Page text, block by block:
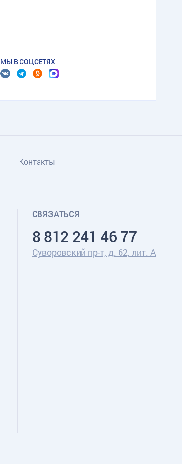
МЫ В СОЦСЕТЯХ
Контакты
СВЯЗАТЬСЯ
8 812 241 46 77
Суворовский пр-т, д. 62, лит. А